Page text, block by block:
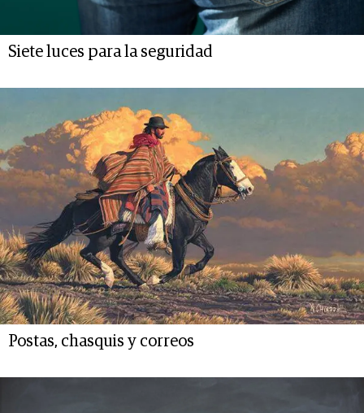
Siete luces para la seguridad
Postas, chasquis y correos